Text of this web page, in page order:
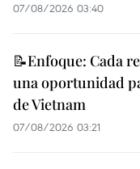
07/08/2026 03:40
📝Enfoque: Cada
una oportunidad
de Vietnam
07/08/2026 03:21